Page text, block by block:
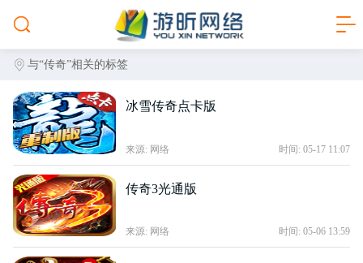
与“传奇”相关的标签
冰雪传奇点卡版
来源: 网络 时间: 05-17 11:07
传奇3光通版
来源: 网络 时间: 05-06 13:59